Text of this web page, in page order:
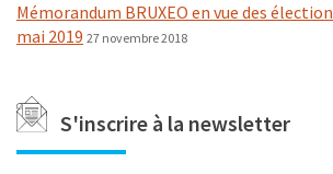
Mémorandum BRUXEO en vue des
mai 2019 27 novembre 2018
S'inscrire à la newsletter